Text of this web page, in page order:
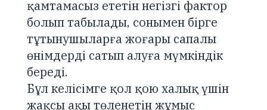
қамтамасыз ететін негізгі фактор
болып табылады, сонымен бірге
тұтынушыларға жоғары сапалы
өнімдерді сатып алуға мүмкіндік
береді.
Бұл келісімге қол қою халық үшін
жақсы ақы төленетін жұмыс